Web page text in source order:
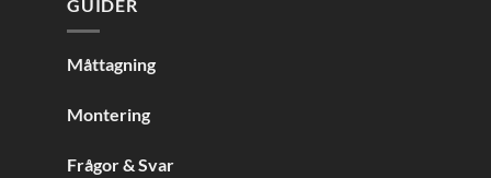
GUIDER
Måttagning
Montering
Frågor & Svar